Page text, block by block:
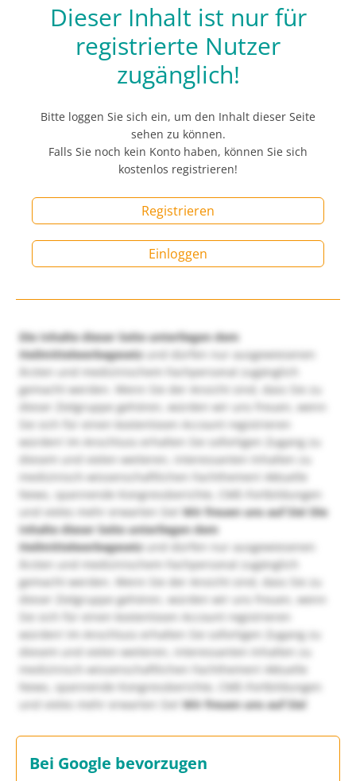
Dieser Inhalt ist nur für
registrierte Nutzer
zugänglich!
Bitte loggen Sie sich ein, um den Inhalt dieser Seite
sehen zu können.
Falls Sie noch kein Konto haben, können Sie sich
kostenlos registrieren!
Registrieren
Einloggen
Die Inhalte dieser Seite unterliegen dem
Heilmittelwerbegesetzund dürfen nur ausgewiesenen
Ärzten und medizinischem Fachpersonal zugänglich
gemacht werden. Wenn Sie der Ansicht sind, dass Sie zu
dieser Zielgruppe gehören, würden wir uns freuen, wenn
Sie sich für einen kostenlosen Account registrieren
würden! Im Anschluss erhalten Sie sofortigen Zugang zu
diesem und vielen weiteren, interessanten Inhalten zu
medizinisch-wissenschaftlichen Fachthemen! Aktuelle
News, spannende Kongressberichte, CME-Fortbildungen
und vieles mehr erwarten Sie!Wir freuen uns auf Sie! Die
Inhalte dieser Seite unterliegen dem
Heilmittelwerbegesetzund dürfen nur ausgewiesenen
Ärzten und medizinischem Fachpersonal zugänglich
gemacht werden. Wenn Sie der Ansicht sind, dass Sie zu
dieser Zielgruppe gehören, würden wir uns freuen, wenn
Sie sich für einen kostenlosen Account registrieren
würden! Im Anschluss erhalten Sie sofortigen Zugang zu
diesem und vielen weiteren, interessanten Inhalten zu
medizinisch-wissenschaftlichen Fachthemen! Aktuelle
News, spannende Kongressberichte, CME-Fortbildungen
und vieles mehr erwarten Sie!Wir freuen uns auf Sie!
Bei Google bevorzugen